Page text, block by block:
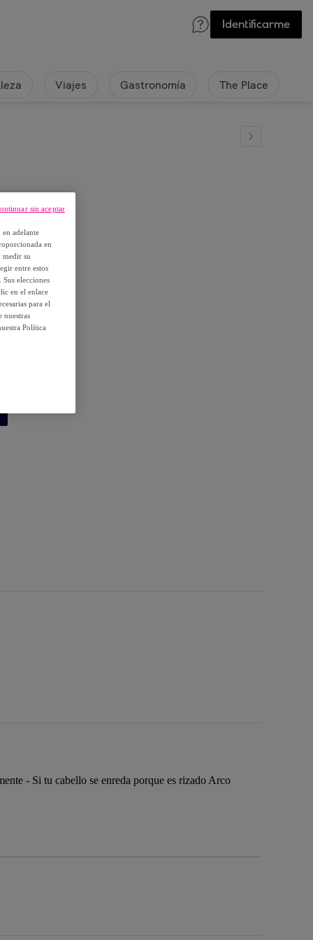
Identificarme
Viajes Gastronomía The Place
- Si tu cabello se enreda porque es rizado Arco
adelante
en
medir su
entre estos
elecciones
en el enlace
para el
nuestras
Política
sin aceptar